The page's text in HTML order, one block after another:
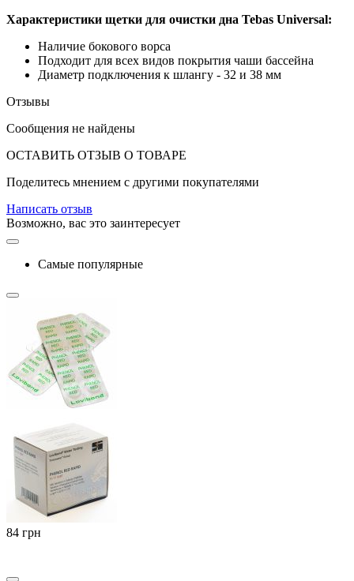
Характеристики щетки для очистки дна Tebas Universal:
Наличие бокового ворса
Подходит для всех видов покрытия чаши бассейна
Диаметр подключения к шлангу - 32 и 38 мм
Отзывы
Сообщения не найдены
ОСТАВИТЬ ОТЗЫВ О ТОВАРЕ
Поделитесь мнением с другими покупателями
Написать отзыв
Возможно, вас это заинтересует
Самые популярные
‍84‍ грн